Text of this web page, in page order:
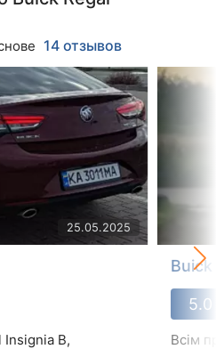
14 отзывов
25.05.2025
Insignia B,
Buick
5.0
Всім